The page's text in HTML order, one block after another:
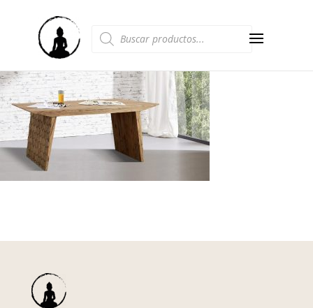
de
productos